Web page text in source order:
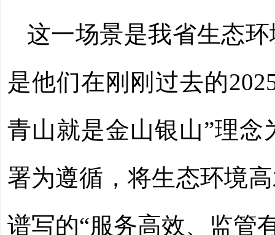
这一场景是我省生态
是他们在刚刚过去的
青山就是金山银山”理
署为遵循，将生态环境
谱写的“服务高效、监管